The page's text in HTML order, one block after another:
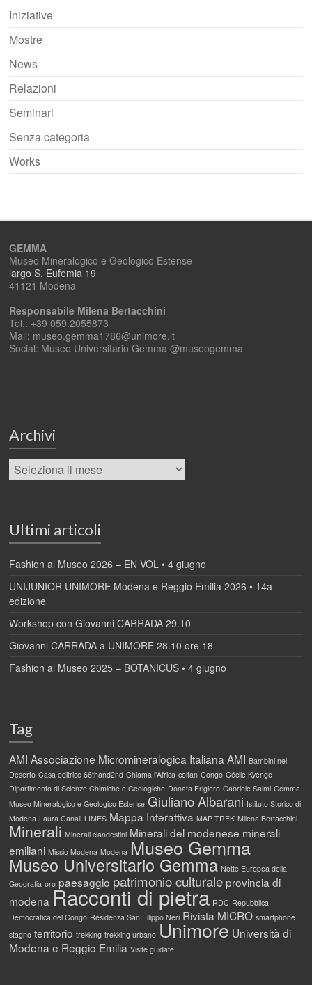
Iniziative
Mostre
News
Relazioni
Seminari
Senza categoria
Works
GEMMA
Museo Mineralogico e Geologico Estense
largo S. Eufemia 19
41121 Modena
Responsabile Milena Bertacchini
Tel.: +39 059.2055873
Mail: museo.gemma1786@unimore.it
Social: Museo Universitario Gemma @museogemma
Archivi
Ultimi articoli
Fashion al Museo 2026 – EN VOL • 4 giugno
UNIJUNIOR UNIMORE Modena e Reggio Emilia 2026 • 14a
edizione
Workshop con Giovanni CARRADA 29.10
Giovanni CARRADA a UNIMORE 28.10 ore 18
Fashion al Museo 2025 – BOTANICUS • 4 giugno
Tag
AMI Associazione Micromineralogica Italiana AMI Bambini nel
Deserto Casa editrice 66thand2nd Chiama l'Africa coltan Congo Cécile Kyenge
Dipartimento di Scienze Chimiche e Geologiche Donata Frigiero Gabriele Salmi Gemma.
Museo Mineralogico e Geologico Estense Giuliano Albarani Istituto Storico di
Modena Laura Canali LIMES Mappa Interattiva MAP TREK Milena Bertacchini
Minerali Minerali clandestini Minerali del modenese minerali
emiliani Missio Modena Modena Museo Gemma
Museo Universitario Gemma Notte Europea della
Geografia oro paesaggio patrimonio culturale provincia di
modena Racconti di pietra RDC Repubblica
Democratica del Congo Residenza San Filippo Neri Rivista MICRO smartphone
stagno territorio trekking trekking urbano Unimore Università di
Modena e Reggio Emilia Visite guidate